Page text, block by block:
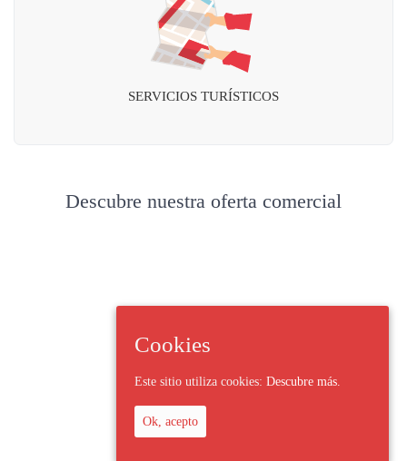
SERVICIOS TURÍSTICOS
Descubre nuestra oferta comercial
Cookies
Este sitio utiliza cookies: Descubre más.
Ok, acepto